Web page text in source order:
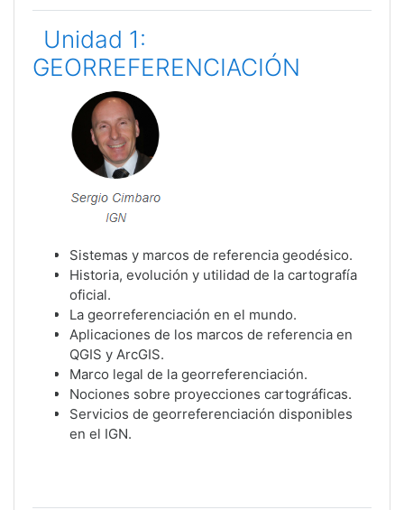
Unidad 1:
GEORREFERENCIACIÓN
Sistemas y marcos de referencia geodésico.
Historia, evolución y utilidad de la cartografía
oficial.
La georreferenciación en el mundo.
Aplicaciones de los marcos de referencia en
QGIS y ArcGIS.
Marco legal de la georreferenciación.
Nociones sobre proyecciones cartográficas.
Servicios de georreferenciación disponibles
en el IGN.